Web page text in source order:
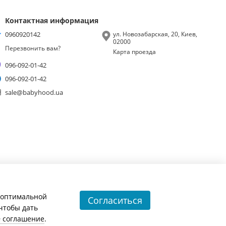
Контактная информация
0960920142
Перезвонить вам?
096-092-01-42
096-092-01-42
sale@babyhood.ua
ул. Новозабарская, 20, Киев,
02000
Карта проезда
дать
соглашение.
Согласиться